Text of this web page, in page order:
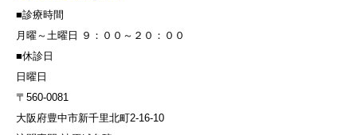
■診療時間
月曜～土曜日 ９：００～２０：００
■休診日
日曜日
〒560-0081
大阪府豊中市新千里北町2-16-10